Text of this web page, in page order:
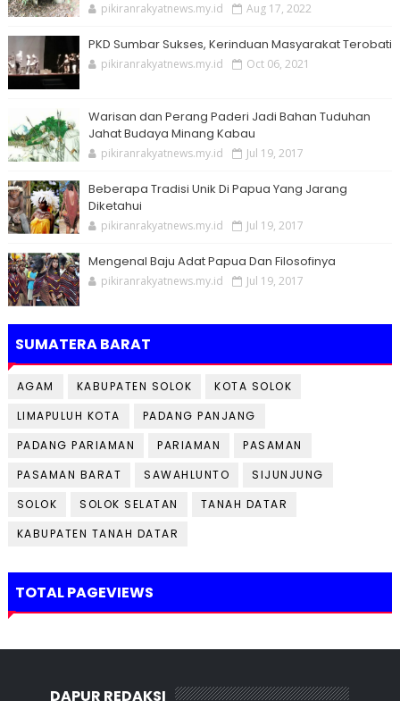
pikiranrakyatnews.my.id Aug 17, 2022
PKD Sumbar Sukses, Kerinduan Masyarakat Terobati
pikiranrakyatnews.my.id Oct 06, 2021
Warisan dan Perang Paderi Jadi Bahan Tuduhan
Jahat Budaya Minang Kabau
pikiranrakyatnews.my.id Jul 19, 2017
Beberapa Tradisi Unik Di Papua Yang Jarang
Diketahui
pikiranrakyatnews.my.id Jul 19, 2017
Mengenal Baju Adat Papua Dan Filosofinya
pikiranrakyatnews.my.id Jul 19, 2017
SUMATERA BARAT
AGAM KABUPATEN SOLOK
KOTA SOLOK
LIMAPULUH KOTA
PADANG PANJANG
PADANG PARIAMAN
PARIAMAN
PASAMAN
PASAMAN BARAT
SAWAHLUNTO
SIJUNJUNG
SOLOK
SOLOK SELATAN
TANAH DATAR
KABUPATEN TANAH DATAR
TOTAL PAGEVIEWS
DAPUR REDAKSI